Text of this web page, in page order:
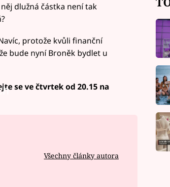
dlužná částka není tak
protože kvůli finanční
bude nyní Broněk bydlet u
se ve čtvrtek od 20.15 na
Všechny články autora